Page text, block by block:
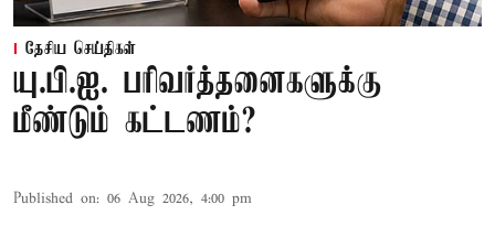
தேசிய செய்திகள்
யு.பி.ஐ. பரிவர்த்தனைகளுக்கு
மீண்டும் கட்டணம்?
Published on: 06 Aug 2026, 4:00 pm